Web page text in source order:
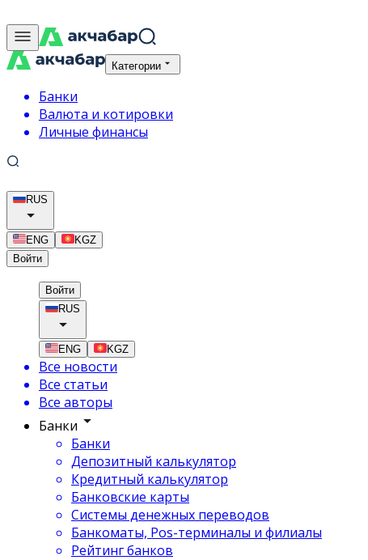
Категории
Банки
Валюта и котировки
Личные финансы
RUS
ENG
KGZ
Войти
Войти
RUS
ENG KGZ
Все новости
Все статьи
Все авторы
Банки
Банки
Депозитный калькулятор
Кредитный калькулятор
Банковские карты
Системы денежных переводов
Банкоматы, Pos-терминалы и филиалы
Рейтинг банков